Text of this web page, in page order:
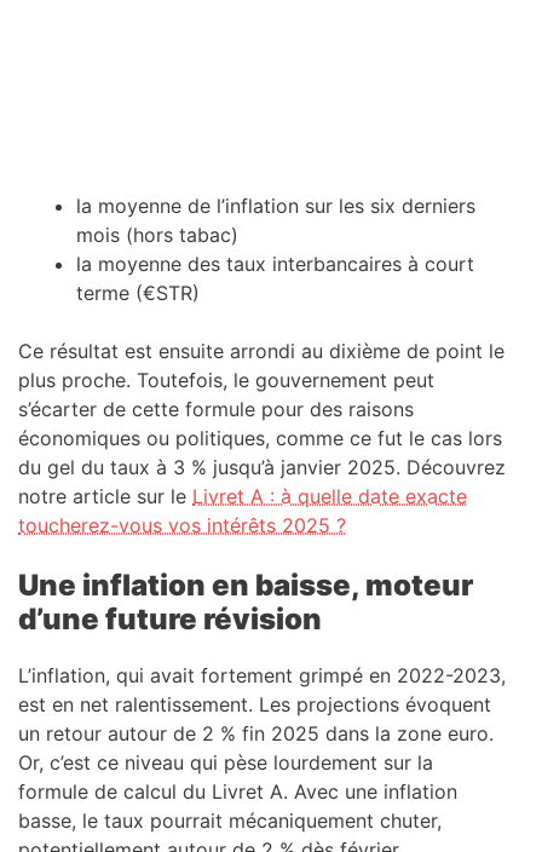
la moyenne de l’inflation sur les six derniers
mois (hors tabac)
la moyenne des taux interbancaires à court
terme (€STR)
Ce résultat est ensuite arrondi au dixième de point le
plus proche. Toutefois, le gouvernement peut
s’écarter de cette formule pour des raisons
économiques ou politiques, comme ce fut le cas lors
du gel du taux à 3 % jusqu’à janvier 2025. Découvrez
notre article sur le Livret A : à quelle date exacte
toucherez-vous vos intérêts 2025 ?
Une inflation en baisse, moteur
d’une future révision
L’inflation, qui avait fortement grimpé en 2022-2023,
est en net ralentissement. Les projections évoquent
un retour autour de 2 % fin 2025 dans la zone euro.
Or, c’est ce niveau qui pèse lourdement sur la
formule de calcul du Livret A. Avec une inflation
basse, le taux pourrait mécaniquement chuter,